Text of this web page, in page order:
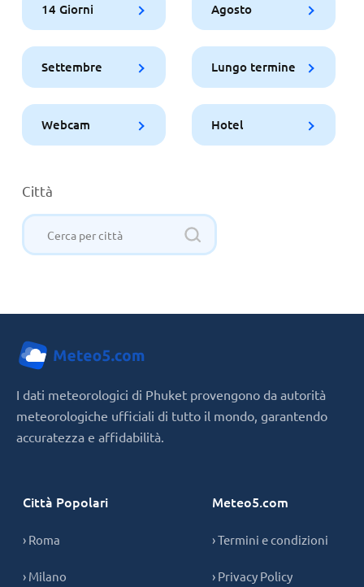
14 Giorni Agosto
Settembre Lungo termine
Webcam Hotel
Città
I dati meteorologici di Phuket provengono da autorità
meteorologiche ufficiali di tutto il mondo, garantendo
accuratezza e affidabilità.
Città Popolari
› Roma
› Milano
Meteo5.com
› Termini e condizioni
› Privacy Policy